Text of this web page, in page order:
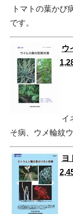
トマトの葉かび
です。
ウ
イ
そ病、ウメ輪紋
ヨ